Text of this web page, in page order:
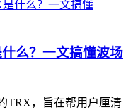
么？一文搞懂波场
TRX，旨在帮用户厘清